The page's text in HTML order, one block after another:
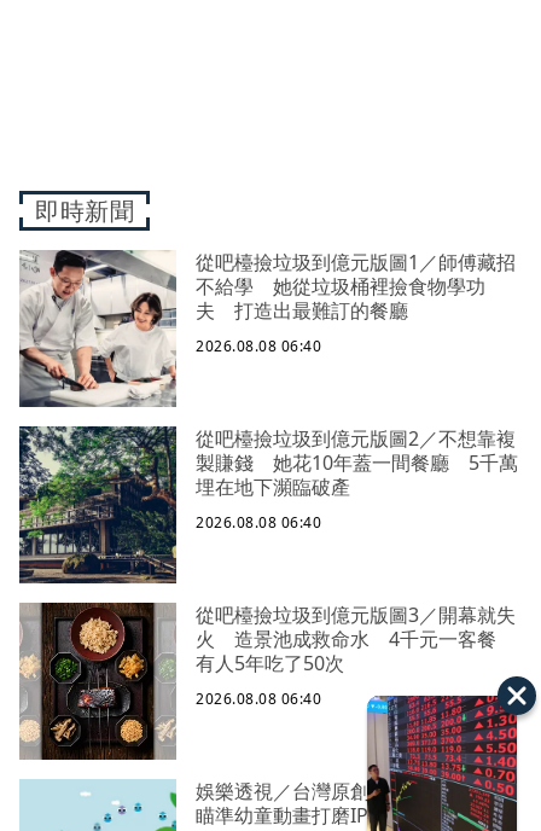
即時新聞
從吧檯撿垃圾到億元版圖1／師傅藏招
不給學 她從垃圾桶裡撿食物學功
夫 打造出最難訂的餐廳
2026.08.08 06:40
從吧檯撿垃圾到億元版圖2／不想靠複
製賺錢 她花10年蓋一間餐廳 5千萬
埋在地下瀕臨破產
2026.08.08 06:40
從吧檯撿垃圾到億元版圖3／開幕就失
火 造景池成救命水 4千元一客餐
有人5年吃了50次
2026.08.08 06:40
娛樂透視／台灣原創《芽芽樂團》
瞄準幼童動畫打磨IP